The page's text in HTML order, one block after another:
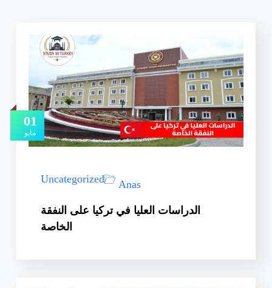
01
مايو
Anas
Uncategorized
الدراسات العليا في تركيا على النفقة
الخاصة